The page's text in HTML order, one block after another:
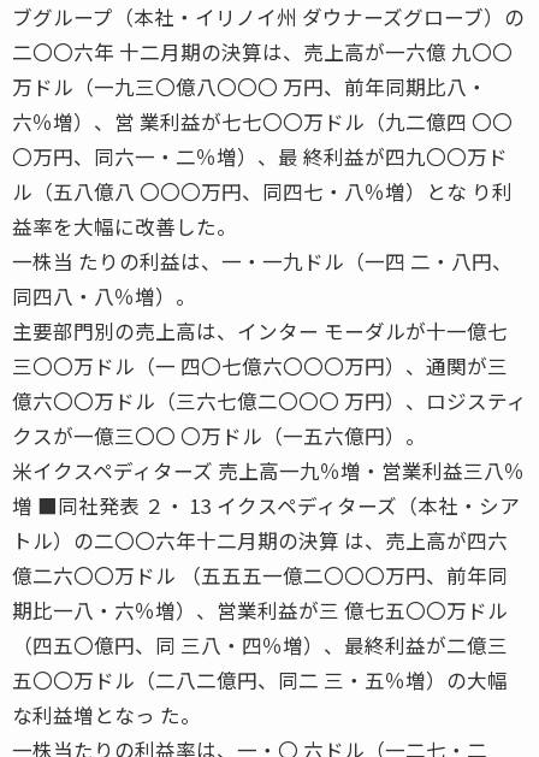
ブグループ（本社・イリノイ州 ダウナーズグローブ）の
二〇〇六年 十二月期の決算は、売上高が一六億 九〇〇
万ドル（一九三〇億八〇〇〇 万円、前年同期比八・
六％増）、営 業利益が七七〇〇万ドル（九二億四 〇〇
〇万円、同六一・二％増）、最 終利益が四九〇〇万ド
ル（五八億八 〇〇〇万円、同四七・八％増）とな り利
益率を大幅に改善した。
一株当 たりの利益は、一・一九ドル（一四 二・八円、
同四八・八％増）。
主要部門別の売上高は、インター モーダルが十一億七
三〇〇万ドル（一 四〇七億六〇〇〇万円）、通関が三
億六〇〇万ドル（三六七億二〇〇〇 万円）、ロジスティ
クスが一億三〇〇 〇万ドル（一五六億円）。
米イクスペディターズ 売上高一九％増・営業利益三八％
増 ■同社発表 ２・ 13 イクスペディターズ（本社・シア
トル）の二〇〇六年十二月期の決算 は、売上高が四六
億二六〇〇万ドル （五五五一億二〇〇〇万円、前年同
期比一八・六％増）、営業利益が三 億七五〇〇万ドル
（四五〇億円、同 三八・四％増）、最終利益が二億三
五〇〇万ドル（二八二億円、同二 三・五％増）の大幅
な利益増となっ た。
一株当たりの利益率は、一・〇 六ドル（一二七・二